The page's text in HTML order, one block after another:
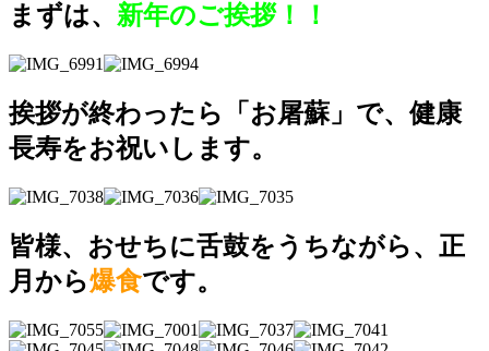
まずは、 新年のご挨拶！！
挨拶が終わったら「お屠蘇」で、健康
長寿をお祝いします。
皆様、おせちに舌鼓をうちながら、正
月から爆食です。